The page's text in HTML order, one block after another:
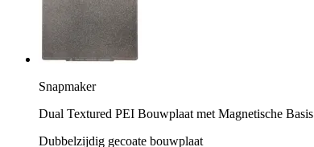
Snapmaker
Dual Textured PEI Bouwplaat met Magnetische Basis
Dubbelzijdig gecoate bouwplaat